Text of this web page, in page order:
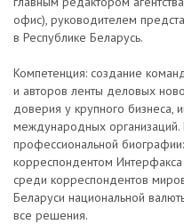
офис), руководителем
в Республике Беларусь.
Компетенция: создание
и авторов ленты деловых
доверия у крупного бизнеса,
международных организаций.
профессиональной
корреспондентом
среди корреспондентов
Беларуси национальной
все решения.